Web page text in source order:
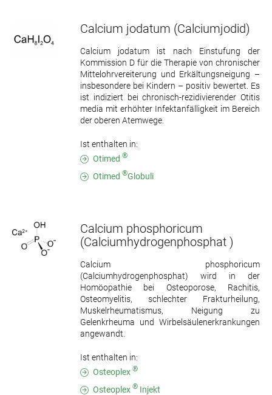
Calcium jodatum (Calciumjodid)
Calcium jodatum ist nach Einstufung der
Kommission D für die Therapie von chronischer
Mittelohrvereiterung und Erkältungsneigung –
insbesondere bei Kindern – positiv bewertet. Es
ist indiziert bei chronisch-rezidivierender Otitis
media mit erhöhter Infektanfälligkeit im Bereich
der oberen Atemwege.
Ist enthalten in:
Otimed ®
Otimed ®Globuli
Calcium phosphoricum
(Calciumhydrogenphosphat )
Calcium phosphoricum
(Calciumhydrogenphosphat) wird in der
Homöopathie bei Osteoporose, Rachitis,
Osteomyelitis, schlechter Frakturheilung,
Muskelrheumatismus, Neigung zu
Gelenkrheuma und Wirbelsäulenerkrankungen
angewandt.
Ist enthalten in:
Osteoplex ®
Osteoplex ® Injekt